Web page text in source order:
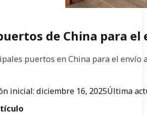
de China para el
puertos en China para el envío
inicial: diciembre 16, 2025Última